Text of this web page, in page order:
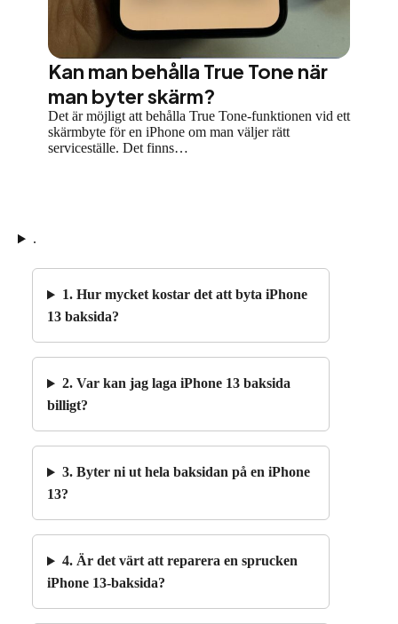
Kan man behålla True Tone när
man byter skärm?
Det är möjligt att behålla True Tone-funktionen vid ett
skärmbyte för en iPhone om man väljer rätt
serviceställe. Det finns…
.
1. Hur mycket kostar det att byta iPhone
13 baksida?
2. Var kan jag laga iPhone 13 baksida
billigt?
3. Byter ni ut hela baksidan på en iPhone
13?
4. Är det värt att reparera en sprucken
iPhone 13-baksida?